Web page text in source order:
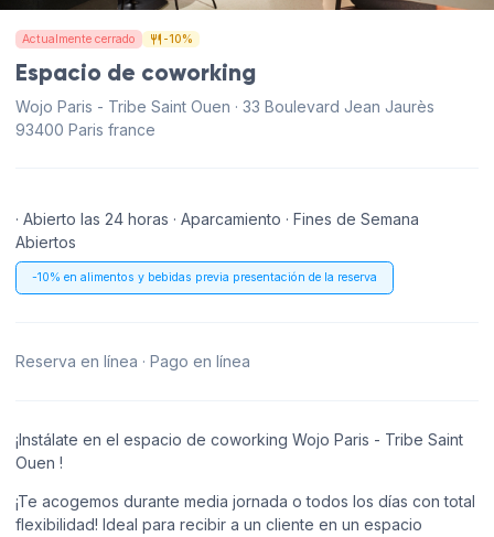
Actualmente cerrado -10%
Espacio de coworking
Wojo Paris - Tribe Saint Ouen · 33 Boulevard Jean Jaurès
93400 Paris france
· Abierto las 24 horas · Aparcamiento · Fines de Semana
Abiertos
-10% en alimentos y bebidas previa presentación de la reserva
Reserva en línea · Pago en línea
¡Instálate en el espacio de coworking Wojo Paris - Tribe Saint
Ouen !
¡Te acogemos durante media jornada o todos los días con total
flexibilidad! Ideal para recibir a un cliente en un espacio